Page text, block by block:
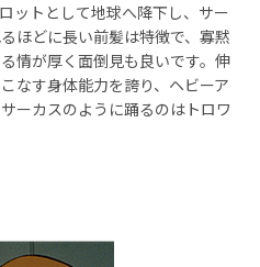
ットとして地球へ降下し、サー
ほどに長い前髪は特徴で、寡黙
情が厚く面倒見も良いです。伸
なす身体能力を誇り、ヘビーア
ーカスのように踊るのはトロワ